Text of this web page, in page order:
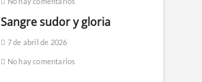
Sangre sudor y gloria
7 de abril de 2026
No hay comentarios